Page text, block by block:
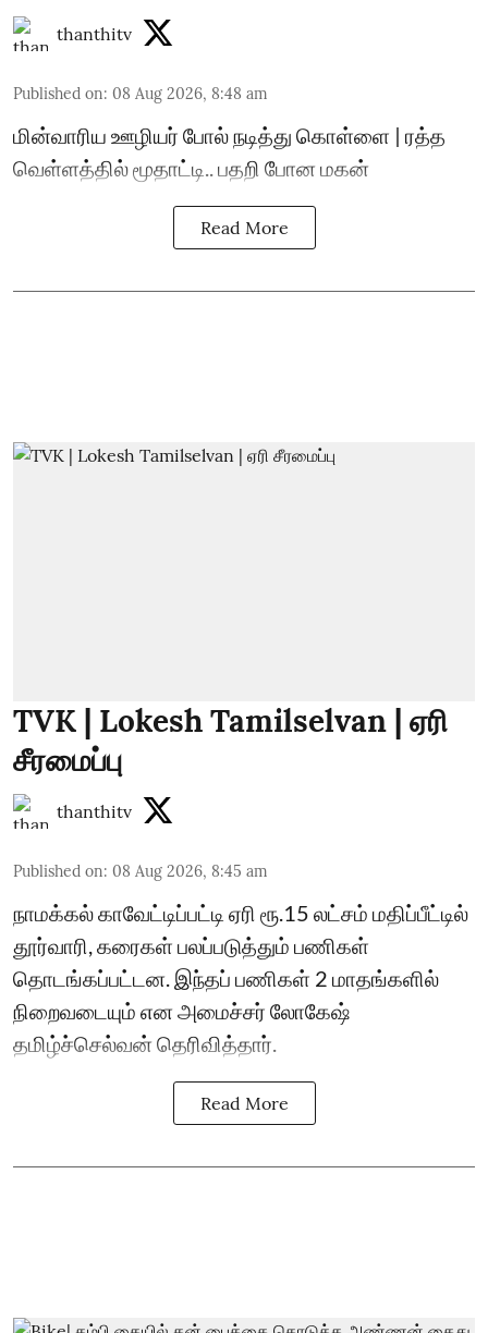
thanthitv
Published on: 08 Aug 2026, 8:48 am
மின்வாரிய ஊழியர் போல் நடித்து கொள்ளை | ரத்த
வெள்ளத்தில் மூதாட்டி.. பதறி போன மகன்
Read More
TVK | Lokesh Tamilselvan | ஏரி
சீரமைப்பு
thanthitv
Published on: 08 Aug 2026, 8:45 am
நாமக்கல் காவேட்டிப்பட்டி ஏரி ரூ.15 லட்சம் மதிப்பீட்டில்
தூர்வாரி, கரைகள் பலப்படுத்தும் பணிகள்
தொடங்கப்பட்டன. இந்தப் பணிகள் 2 மாதங்களில்
நிறைவடையும் என அமைச்சர் லோகேஷ்
தமிழ்ச்செல்வன் தெரிவித்தார்.
Read More